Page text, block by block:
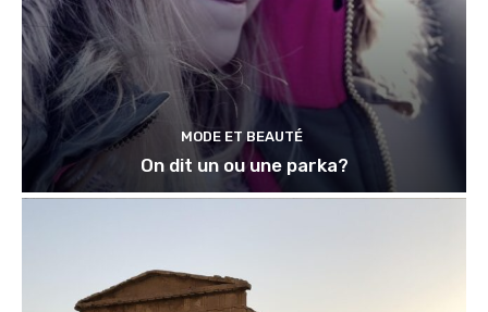
MODE ET BEAUTÉ
On dit un ou une parka?